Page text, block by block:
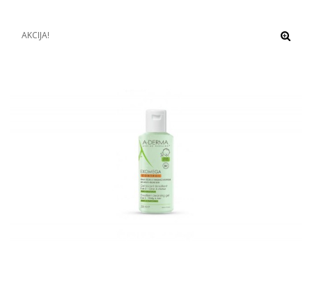
AKCIJA!